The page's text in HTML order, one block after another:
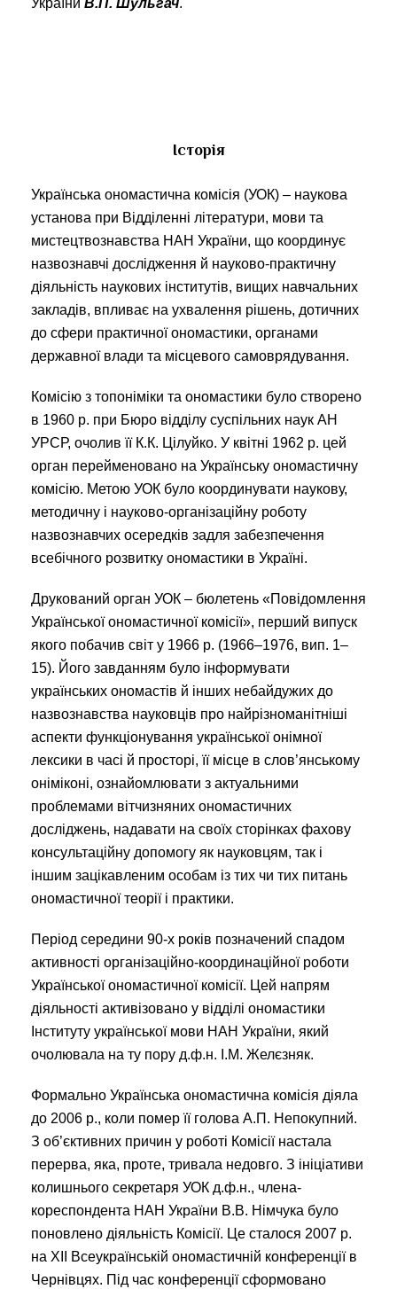
України В.П. Шульгач.
Історія
Українська ономастична комісія (УОК) – наукова
установа при Відділенні літератури, мови та
мистецтвознавства НАН України, що координує
назвознавчі дослідження й науково-практичну
діяльність наукових інститутів, вищих навчальних
закладів, впливає на ухвалення рішень, дотичних
до сфери практичної ономастики, органами
державної влади та місцевого самоврядування.
Комісію з топоніміки та ономастики було створено
в 1960 р. при Бюро відділу суспільних наук АН
УРСР, очолив її К.К. Цілуйко. У квітні 1962 р. цей
орган перейменовано на Українську ономастичну
комісію. Метою УОК було координувати наукову,
методичну і науково-організаційну роботу
назвознавчих осередків задля забезпечення
всебічного розвитку ономастики в Україні.
Друкований орган УОК – бюлетень «Повідомлення
Української ономастичної комісії», перший випуск
якого побачив світ у 1966 р. (1966‒1976, вип. 1‒
15). Його завданням було інформувати
українських ономастів й інших небайдужих до
назвознавства науковців про найрізноманітніші
аспекти функціонування української онімної
лексики в часі й просторі, її місце в слов’янському
оніміконі, ознайомлювати з актуальними
проблемами вітчизняних ономастичних
досліджень, надавати на своїх сторінках фахову
консультаційну допомогу як науковцям, так і
іншим зацікавленим особам із тих чи тих питань
ономастичної теорії і практики.
Період середини 90-х років позначений спадом
активності організаційно-координаційної роботи
Української ономастичної комісії. Цей напрям
діяльності активізовано у відділі ономастики
Інституту української мови НАН України, який
очолювала на ту пору д.ф.н. І.М. Желєзняк.
Формально Українська ономастична комісія діяла
до 2006 р., коли помер її голова А.П. Непокупний.
З об’єктивних причин у роботі Комісії настала
перерва, яка, проте, тривала недовго. З ініціативи
колишнього секретаря УОК д.ф.н., члена-
кореспондента НАН України В.В. Німчука було
поновлено діяльність Комісії. Це сталося 2007 р.
на ХІІ Всеукраїнській ономастичній конференції в
Чернівцях. Під час конференції сформовано